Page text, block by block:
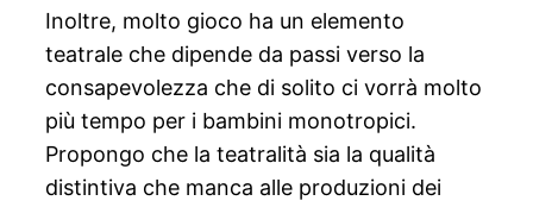
Inoltre, molto gioco ha un elemento
teatrale che dipende da passi verso la
consapevolezza che di solito ci vorrà molto
più tempo per i bambini monotropici.
Propongo che la teatralità sia la qualità
distintiva che manca alle produzioni dei